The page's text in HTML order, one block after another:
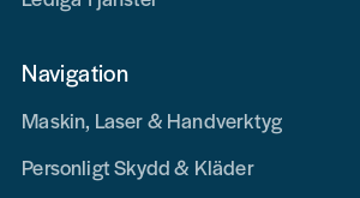
Navigation
Maskin, Laser & Handverktyg
Personligt Skydd & Kläder